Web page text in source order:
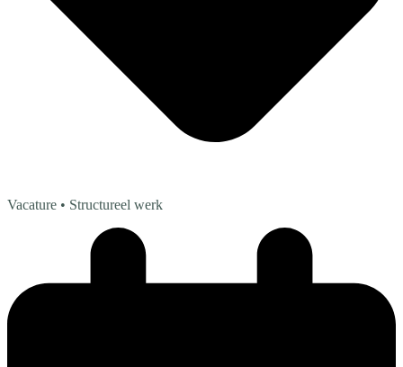
Vacature • Structureel werk